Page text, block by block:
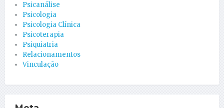
Psicanálise
Psicologia
Psicologia Clínica
Psicoterapia
Psiquiatria
Relacionamentos
Vinculação